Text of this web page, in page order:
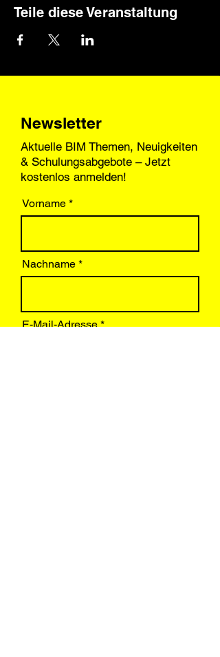
Teile diese Veranstaltung
Newsletter
Aktuelle BIM Themen, Neuigkeiten
& Schulungsabgebote – Jetzt
kostenlos anmelden!
Vorname
Nachname
E-Mail-Adresse